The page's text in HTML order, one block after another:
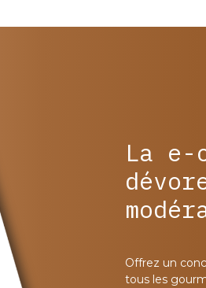
La e-
Offrez un
tous les